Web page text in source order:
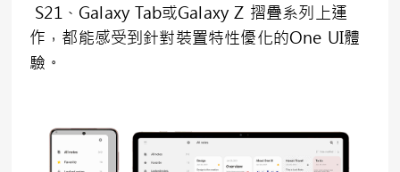
S21、Galaxy Tab或Galaxy Z 摺疊系列上運
作，都能感受到針對裝置特性優化的One UI體
驗。